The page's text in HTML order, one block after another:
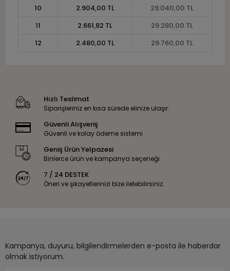
10
2.904,00 TL
29.040,00 TL
11
2.661,82 TL
29.280,00 TL
12
2.480,00 TL 29.760,00 TL
Hızlı Teslimat
Siparişleriniz en kısa sürede elinize ulaşır.
Güvenli Alışveriş
Güvenli ve kolay ödeme sistemi
Geniş Ürün Yelpazesi
Binlerce ürün ve kampanya seçeneği
7 / 24 DESTEK
Öneri ve şikayetlerinizi bize iletebilirsiniz.
Kampanya, duyuru, bilgilendirmelerden e-posta ile haberdar
olmak istiyorum.